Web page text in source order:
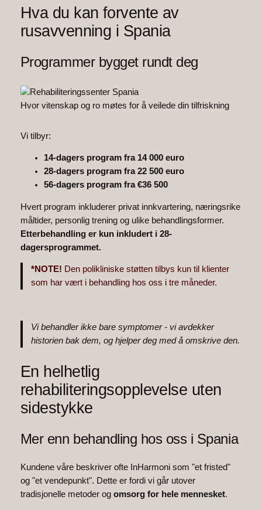
Hva du kan forvente av
rusavvenning i Spania
Programmer bygget rundt deg
Vi tilbyr:
14-dagers program fra 14 000 euro
28-dagers program fra 22 500 euro
56-dagers program fra €36 500
Hvert program inkluderer privat innkvartering, næringsrike
måltider, personlig trening og ulike behandlingsformer.
Etterbehandling er kun inkludert i 28-
dagersprogrammet.
*NOTE! Den polikliniske støtten tilbys kun til klienter
som har vært i behandling hos oss i tre måneder.
Hvor vitenskap og ro møtes for å veilede din tilfriskning
Vi behandler ikke bare symptomer - vi avdekker
historien bak dem, og hjelper deg med å omskrive den.
En helhetlig
rehabiliteringsopplevelse uten
sidestykke
Mer enn behandling hos oss i Spania
Kundene våre beskriver ofte InHarmoni som "et fristed"
og "et vendepunkt". Dette er fordi vi går utover
tradisjonelle metoder og omsorg for hele mennesket.